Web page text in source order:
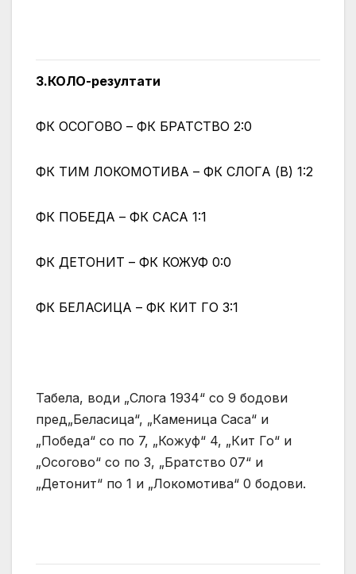
3.КОЛО-резултати
ФК ОСОГОВО – ФК БРАТСТВО 2:0
ФК ТИМ ЛОКОМОТИВА – ФК СЛОГА (В) 1:2
ФК ПОБЕДА – ФК САСА 1:1
ФК ДЕТОНИТ – ФК КОЖУФ 0:0
ФК БЕЛАСИЦА – ФК КИТ ГО 3:1
Табела, води „Слога 1934“ со 9 бодови
пред„Беласица“, „Каменица Саса“ и
„Победа“ со по 7, „Кожуф“ 4, „Кит Го“ и
„Осогово“ со по 3, „Братство 07“ и
„Детонит“ по 1 и „Локомотива“ 0 бодови.